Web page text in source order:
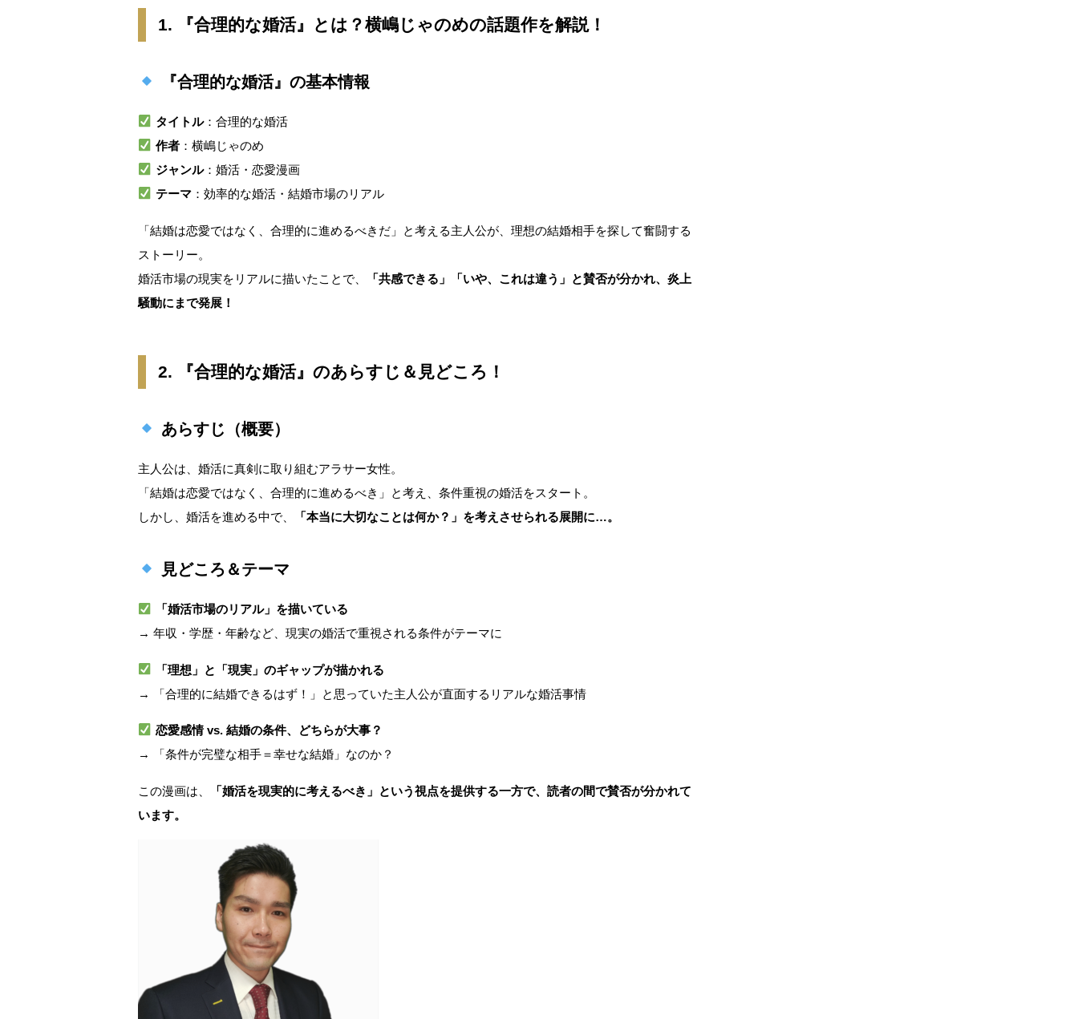
1. 『合理的な婚活』とは？横嶋じゃのめの話題作を解説！
『合理的な婚活』の基本情報
タイトル：合理的な婚活
作者：横嶋じゃのめ
ジャンル：婚活・恋愛漫画
テーマ：効率的な婚活・結婚市場のリアル
「結婚は恋愛ではなく、合理的に進めるべきだ」と考える主人公が、理想の結婚相手を探して奮闘する
ストーリー。
婚活市場の現実をリアルに描いたことで、
「共感できる」「いや、これは違う」と賛否が分かれ、炎上
騒動にまで発展！
2. 『合理的な婚活』のあらすじ＆見どころ！
あらすじ（概要）
主人公は、婚活に真剣に取り組むアラサー女性。
「結婚は恋愛ではなく、合理的に進めるべき」と考え、条件重視の婚活をスタート。
しかし、婚活を進める中で、
「本当に大切なことは何か？」を考えさせられる展開に…。
見どころ＆テーマ
「婚活市場のリアル」を描いている
→ 年収・学歴・年齢など、現実の婚活で重視される条件がテーマに
「理想」と「現実」のギャップが描かれる
→ 「合理的に結婚できるはず！」と思っていた主人公が直面するリアルな婚活事情
恋愛感情 vs. 結婚の条件、どちらが大事？
→ 「条件が完璧な相手＝幸せな結婚」なのか？
この漫画は、
「婚活を現実的に考えるべき」という視点を提供する一方で、読者の間で賛否が分かれて
います。